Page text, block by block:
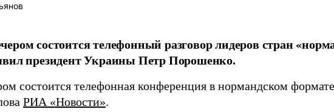
состоится телефонный разговор лидеров стран
президент Украины Петр Порошенко.
состоится телефонная конференция в нормандском
РИА «Новости».